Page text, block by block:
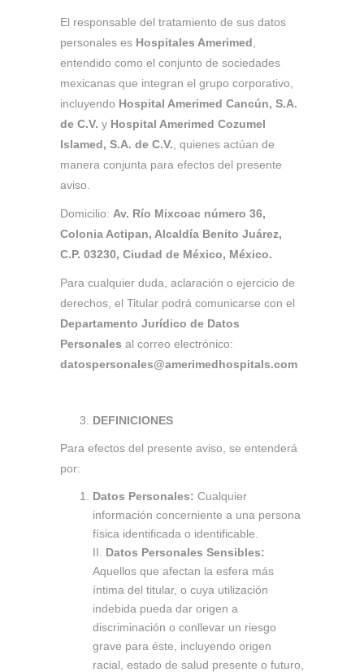
El responsable del tratamiento de sus datos
personales es Hospitales Amerimed
entendido como el conjunto de sociedades
mexicanas que integran el grupo corporativo,
incluyendo Hospital Amerimed Cancún, S.A.
de C.V. y Hospital Amerimed Cozumel
Islamed, S.A. de C.V. , quienes actúan de
manera conjunta para efectos del presente
aviso.
Domicilio: Av. Río Mixcoac número 36,
Colonia Actipan, Alcaldía Benito Juárez,
C.P. 03230, Ciudad de México, México.
Para cualquier duda, aclaración o ejercicio de
derechos, el Titular podrá comunicarse con el
Departamento Jurídico de Datos
Personales al correo electrónico:
datospersonales@amerimedhospitals.com
DEFINICIONES
Para efectos del presente aviso, se entenderá
por:
Datos Personales: Cualquier
información concerniente a una persona
física identificada o identificable.
II. Datos Personales Sensibles:
Aquellos que afectan la esfera más
íntima del titular, o cuya utilización
indebida pueda dar origen a
discriminación o conllevar un riesgo
grave para éste, incluyendo origen
racial, estado de salud presente o futuro,